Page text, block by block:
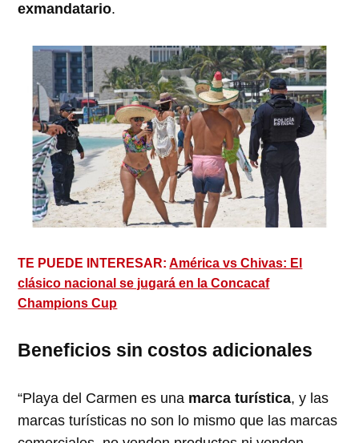
exmandatario.
TE PUEDE INTERESAR:América vs Chivas: El
clásico nacional se jugará en la Concacaf
Champions Cup
Beneficios sin costos adicionales
“Playa del Carmen es una marca turística, y las
marcas turísticas no son lo mismo que las marcas